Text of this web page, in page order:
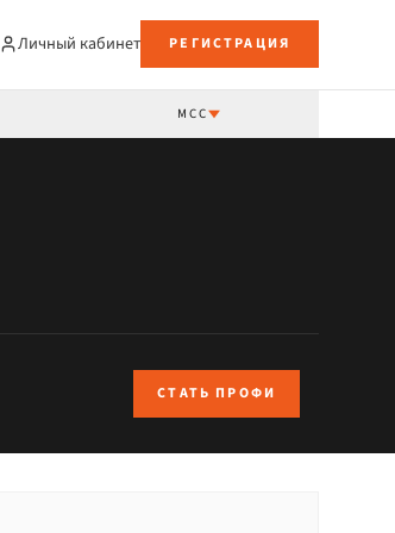
Личный кабинет РЕГИСТРАЦИЯ
МСС
СТАТЬ ПРОФИ